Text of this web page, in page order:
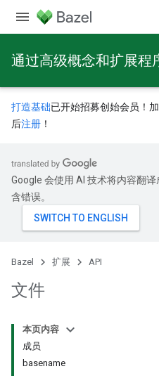
通过高级概念和扩展程
打造基础已开始招募创始会员！加
后注册 ！
Google 会使用 AI 技术将内容翻
含错误。
Bazel 扩展 API
文件
本页内容
成员
basename